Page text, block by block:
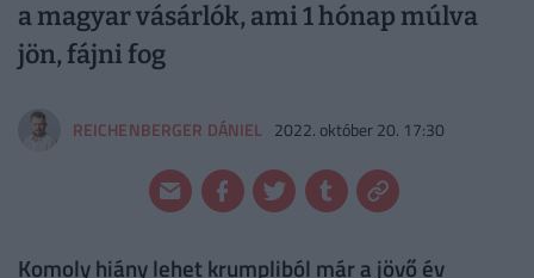
a magyar vásárlók, ami 1 hónap múlva
jön, fájni fog
REICHENBERGER DÁNIEL 2022. október 20. 17:30
Komoly hiány lehet krumpliból már a jövő év